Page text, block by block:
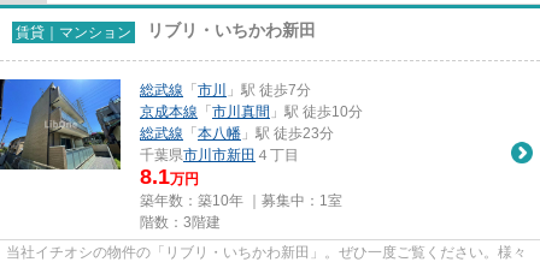
賃貸｜マンション リブリ・いちかわ新田
総武線 「 市川
」駅 徒歩7分
京成本線 「 市川真間 」駅 徒歩10分
総武線 「 本八幡 」駅 徒歩23分
千葉県市川市新田 ４丁目
8.1万円
築年数：築10年 ｜募集中： 1室
階数：3階建
当社イチオシの物件の「リブリ・いちかわ新田」。ぜひ一度ご覧ください。様々